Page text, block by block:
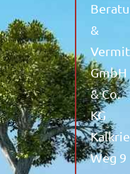
&
GmbH
& Co.
KG
Weg 9